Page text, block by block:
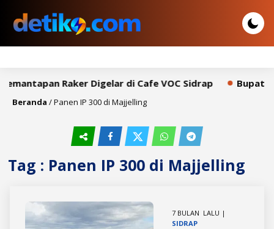
Raker Digelar di Cafe VOC Sidrap Bupati
Beranda /Panen IP 300 di Majjelling
Tag : Panen IP 300 di Majjelling
7 BULAN LALU |
SIDRAP